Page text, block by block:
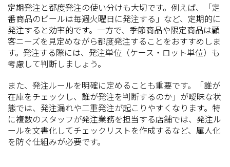
定期発注と都度発注の使い分けも大切です。例えば、「定
番商品のビールは毎週火曜日に発注する」など、定期的に
発注すると効率的です。一方で、季節商品や限定商品は顧
客ニーズを見定めながら都度発注することをおすすめしま
す。発注する際には、発注単位（ケース・ロット単位）も
考慮して判断しましょう。
また、発注ルールを明確に定めることも重要です。「誰が
在庫をチェックし、誰が発注を判断するのか」が曖昧な状
態では、発注漏れや二重発注が起こりやすくなります。特
に複数のスタッフが発注業務を担当する店舗では、発注ル
ールを文書化してチェックリストを作成するなど、属人化
を防ぐ仕組みが必要です。